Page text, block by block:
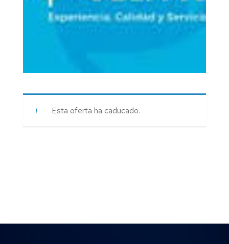
Esta oferta ha caducado.